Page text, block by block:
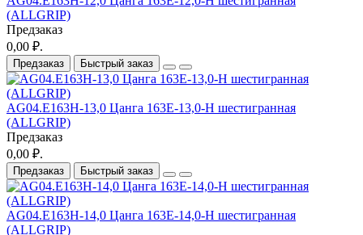
(ALLGRIP)
Предзаказ
0,00 ₽.
Предзаказ Быстрый заказ
AG04.E163H-13,0 Цанга 163E-13,0-H шестигранная
(ALLGRIP)
Предзаказ
0,00 ₽.
Предзаказ Быстрый заказ
AG04.E163H-14,0 Цанга 163E-14,0-H шестигранная
(ALLGRIP)